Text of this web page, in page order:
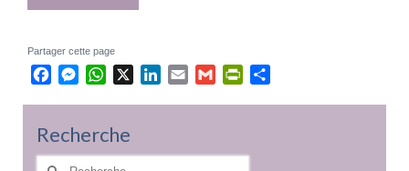
Partager cette page
FacebookMessenger
WhatsAppLinkedIn
Email Gmail PrintFriendly
Recherche
Rechercher